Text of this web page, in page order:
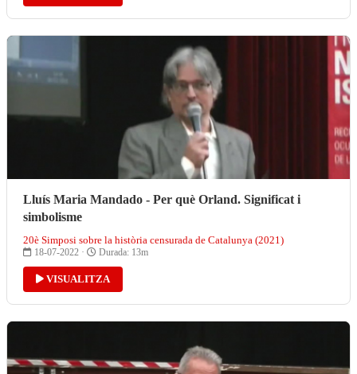
Lluís Maria Mandado - Per què Orland. Significat i
simbolisme
20è Simposi sobre la història censurada de Catalunya (2021)
18-07-2022 · Durada: 13m
VISUALITZA